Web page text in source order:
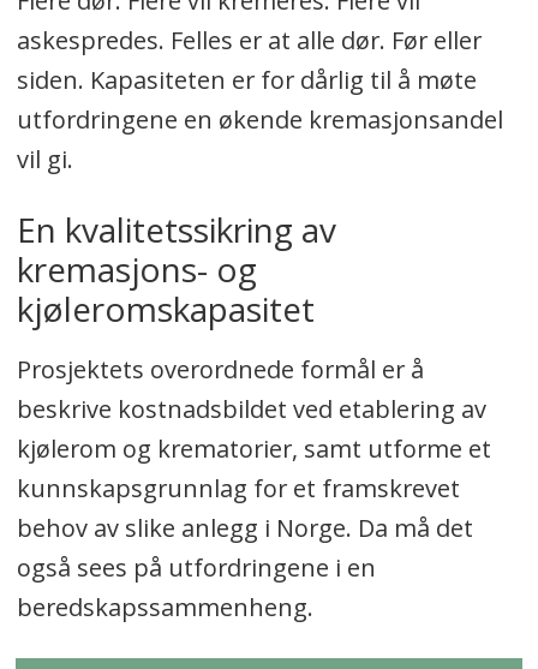
askespredes. Felles er at alle dør. Før eller
siden. Kapasiteten er for dårlig til å møte
utfordringene en økende kremasjonsandel
vil gi.
En kvalitetssikring av
kremasjons- og
kjøleromskapasitet
Prosjektets overordnede formål er å
beskrive kostnadsbildet ved etablering av
kjølerom og krematorier, samt utforme et
kunnskapsgrunnlag for et framskrevet
behov av slike anlegg i Norge. Da må det
også sees på utfordringene i en
beredskapssammenheng.